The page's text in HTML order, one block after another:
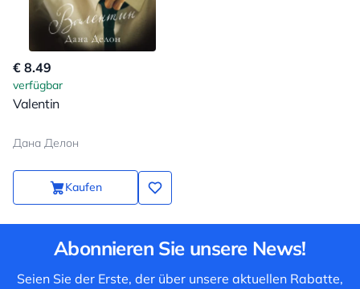
€ 8.49
verfügbar
Valentin
Дана Делон
Kaufen
Abonnieren Sie unsere News!
Seien Sie der Erste, der über unsere aktuellen Rabatte,